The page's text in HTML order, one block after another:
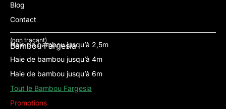
Blog
Contact
Bambou Fargesia
(non traçant)
Haie de bambou jusqu’à 2,5m
Haie de bambou jusqu’à 4m
Haie de bambou jusqu’à 6m
Tout le Bambou Fargesia
Promotions